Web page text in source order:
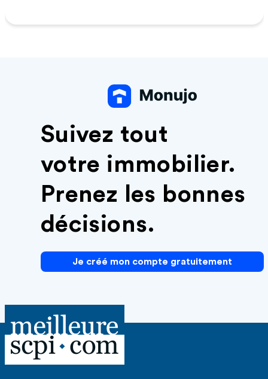
Suivez tout
votre immobilier.
Prenez les bonnes
décisions.
Je créé mon compte gratuitement